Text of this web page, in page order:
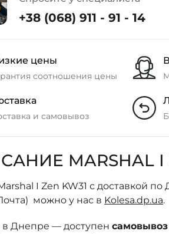
+38 (068) 911 - 91 - 14
цены
соотношения цены
и самовывоз
MARSHAL I
I Zen KW31 с доставкой
можно у нас в Kolesa.dp.ua.
в Днепре — доступен самовывоз